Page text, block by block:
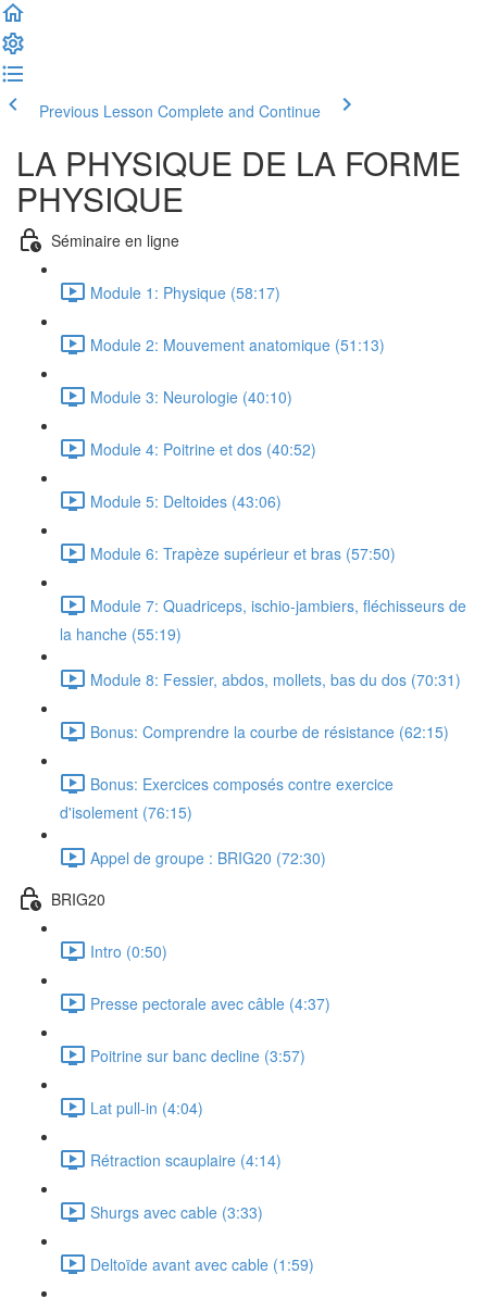
Previous Lesson Complete and Continue
LA PHYSIQUE DE LA FORME
PHYSIQUE
Séminaire en ligne
Module 1: Physique (58:17)
Module 2: Mouvement anatomique (51:13)
Module 3: Neurologie (40:10)
Module 4: Poitrine et dos (40:52)
Module 5: Deltoides (43:06)
Module 6: Trapèze supérieur et bras (57:50)
Module 7: Quadriceps, ischio-jambiers, fléchisseurs de
la hanche (55:19)
Module 8: Fessier, abdos, mollets, bas du dos (70:31)
Bonus: Comprendre la courbe de résistance (62:15)
Bonus: Exercices composés contre exercice
d'isolement (76:15)
Appel de groupe : BRIG20 (72:30)
BRIG20
Intro (0:50)
Presse pectorale avec câble (4:37)
Poitrine sur banc decline (3:57)
Lat pull-in (4:04)
Rétraction scauplaire (4:14)
Shurgs avec cable (3:33)
Deltoïde avant avec cable (1:59)